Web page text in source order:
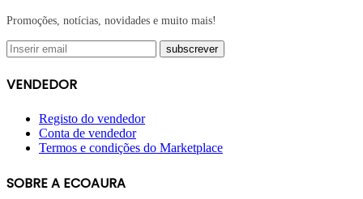
Promoções, notícias, novidades e muito mais!
VENDEDOR
Registo do vendedor
Conta de vendedor
Termos e condições do Marketplace
SOBRE A ECOAURA